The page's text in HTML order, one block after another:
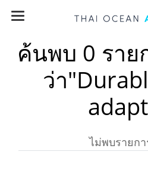
ค้นพบ 0 ราย
ว่า
ไม่พบรายก